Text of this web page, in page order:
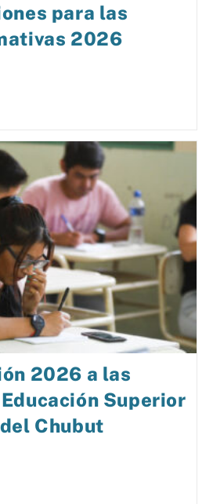
para las
2026
2026 a las
Superior
Chubut